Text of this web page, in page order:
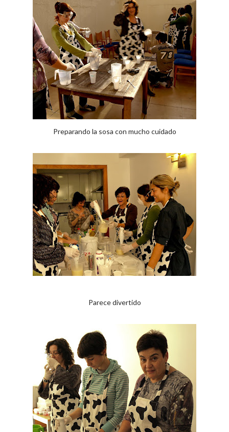
Preparando la sosa con mucho cuidado
Parece divertido